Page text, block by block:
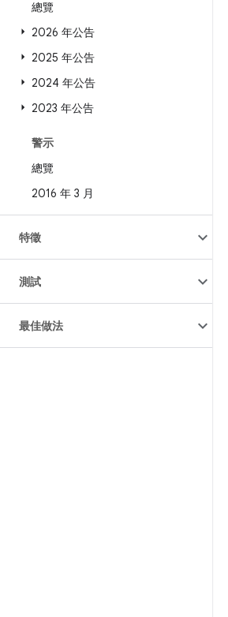
總覽
2026 年公告
2025 年公告
2024 年公告
2023 年公告
警示
總覽
2016 年 3 月
特徵
測試
最佳做法